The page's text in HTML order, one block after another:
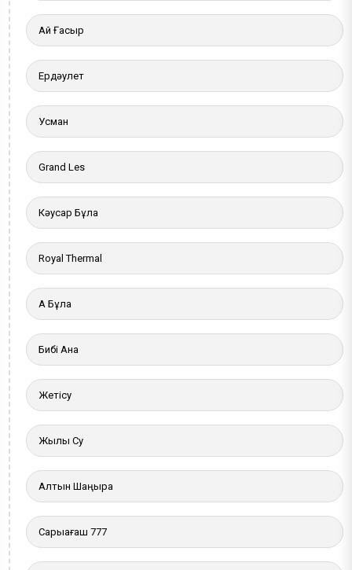
Ай Ғасыр
Ердәулет
Усман
Grand Les
Кәусар Бұлақ
Royal Thermal
Ақ Бұлақ
Бибі Ана
Жетісу
Жылы Су
Алтын Шаңырақ
Сарыағаш 777